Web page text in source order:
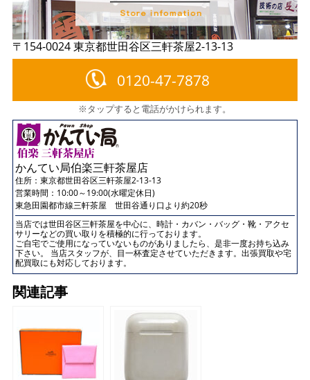
〒154-0024 東京都世田谷区三軒茶屋2-13-13
0120-47-7878
※タップすると電話がかけられます。
かんてい局伯楽三軒茶屋店
住所： 東京都世田谷区三軒茶屋2-13-13
営業時間：10:00～19:00(水曜定休日)
東急田園都市線三軒茶屋 世田谷通り口より約20秒
当店では世田谷区三軒茶屋を中心に、時計・カバン・バッグ・靴・アクセ
サリーなどの買い取りを積極的に行っております。
ご自宅でご使用になっていないものがありましたら、是非一度お持ち込み
下さい。 当店スタッフが、目一杯査定させていただきます。出張買取や宅
配買取にも対応しております。
関連記事